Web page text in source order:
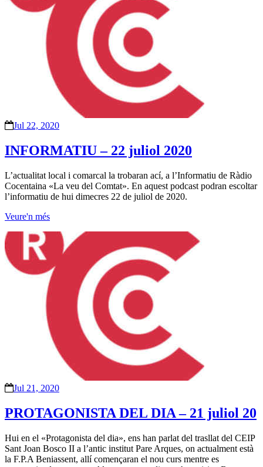
Jul 22, 2020
INFORMATIU – 22 juliol 2020
L’actualitat local i comarcal la trobaran ací, a l’Informatiu de Ràdio
Cocentaina «La veu del Comtat». En aquest podcast podran escoltar
l’informatiu de hui dimecres 22 de juliol de 2020.
Veure'n més
Jul 21, 2020
PROTAGONISTA DEL DIA – 21 juliol 20
Hui en el «Protagonista del dia», ens han parlat del trasllat del CEIP
Sant Joan Bosco II a l’antic institut Pare Arques, on actualment està
la F.P.A Beniassent, allí començaran el nou curs mentre es